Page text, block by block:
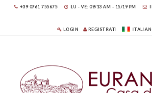
+39 0761 755675 LU - VE: 09/13 AM - 15/19 PM
LOGIN REGISTRATI